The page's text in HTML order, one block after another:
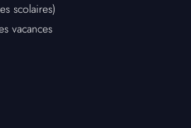
scolaires)
vacances